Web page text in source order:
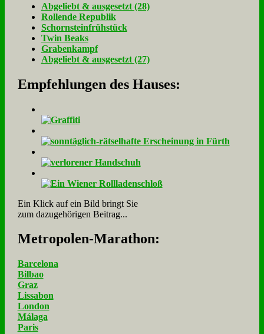
Ab­ge­liebt & aus­ge­setzt (28)
Rol­len­de Re­pu­blik
Schorn­stein­früh­stück
Twin Beaks
Gra­ben­kampf
Ab­ge­liebt & aus­ge­setzt (27)
Empfehlungen des Hauses:
Ein Klick auf ein Bild bringt Sie
zum dazugehörigen Beitrag...
Me­tro­po­len-Ma­ra­thon:
Barcelona
Bilbao
Graz
Lissabon
London
Málaga
Paris